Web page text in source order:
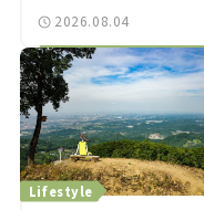
2026.08.04
Lifestyle